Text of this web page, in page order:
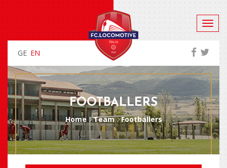
GE EN
FOOTBALLERS
Home Team Footballers